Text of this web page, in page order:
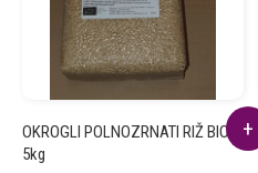
OKROGLI POLNOZRNATI RIŽ BIO
5kg